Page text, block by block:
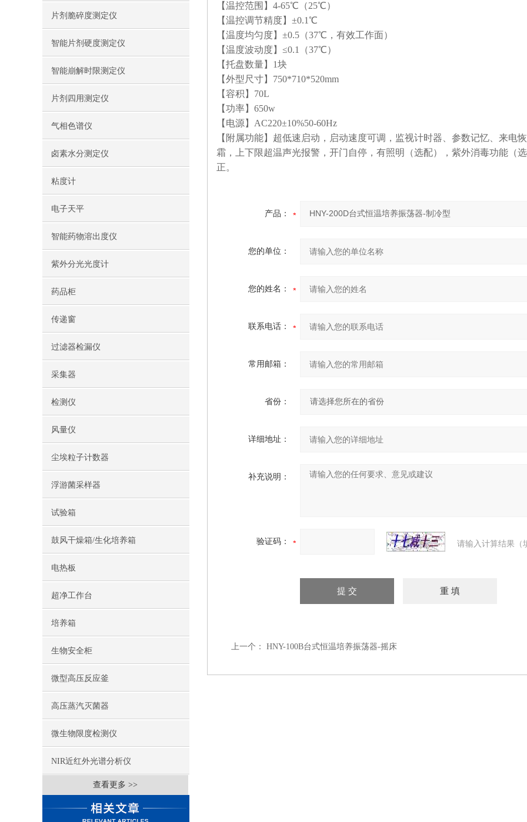
片剂脆碎度测定仪
智能片剂硬度测定仪
智能崩解时限测定仪
片剂四用测定仪
气相色谱仪
卤素水分测定仪
粘度计
电子天平
智能药物溶出度仪
紫外分光光度计
药品柜
传递窗
过滤器检漏仪
采集器
检测仪
风量仪
尘埃粒子计数器
浮游菌采样器
试验箱
鼓风干燥箱/生化培养箱
电热板
超净工作台
培养箱
生物安全柜
微型高压反应釜
高压蒸汽灭菌器
微生物限度检测仪
NIR近红外光谱分析仪
查看更多 >>
【温控范围】4-65℃（25℃）
【温控调节精度】±0.1℃
【温度均匀度】±0.5（37℃，有效工作面）
【温度波动度】≤0.1（37℃）
【托盘数量】1块
【外型尺寸】750*710*520mm
【容积】70L
【功率】650w
【电源】AC220±10%50-60Hz
【附属功能】超低速启动，启动速度可调，监视计时器、参数记忆、来电
霜，上下限超温声光报警，开门自停，有照明（选配），紫外消毒功能（
正。
产品：
您的单位：
您的姓名：
联系电话：
常用邮箱：
省份：
详细地址：
补充说明：
验证码： 请输入计算结果（
上一个： HNY-100B台式恒温培养振荡器-摇床